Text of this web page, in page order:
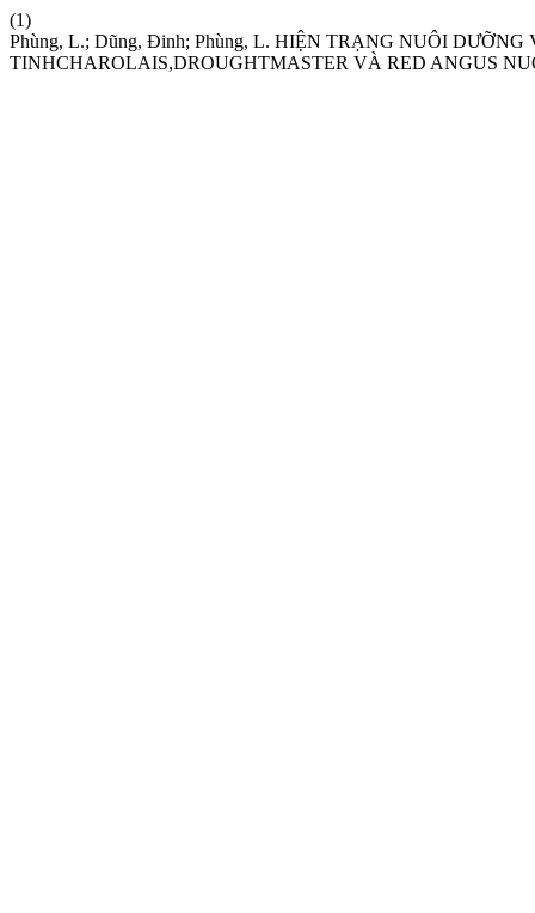
(1)
Phùng, L.; Dũng, Đinh; Phùng, L. HIỆN TRẠNG NUÔI
TINHCHAROLAIS,DROUGHTMASTER VÀ RED ANGUS